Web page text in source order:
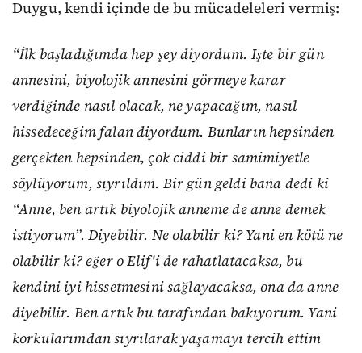
Duygu, kendi içinde de bu mücadeleleri vermiş:
“İlk başladığımda hep şey diyordum. Işte bir gün
annesini, biyolojik annesini görmeye karar
verdiğinde nasıl olacak, ne yapacağım, nasıl
hissedeceğim falan diyordum. Bunların hepsinden
gerçekten hepsinden, çok ciddi bir samimiyetle
söylüyorum, sıyrıldım. Bir gün geldi bana dedi ki
“Anne, ben artık biyolojik anneme de anne demek
istiyorum”. Diyebilir. Ne olabilir ki? Yani en kötü ne
olabilir ki? eğer o Elif'i de rahatlatacaksa, bu
kendini iyi hissetmesini sağlayacaksa, ona da anne
diyebilir. Ben artık bu tarafından bakıyorum. Yani
korkularımdan sıyrılarak yaşamayı tercih ettim